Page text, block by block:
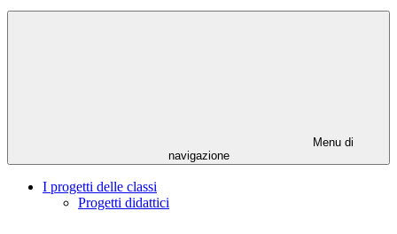
Menu di
navigazione
I progetti delle classi
Progetti didattici